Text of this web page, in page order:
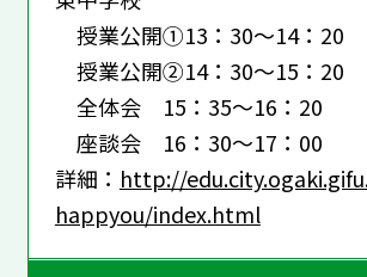
授業公開①13：30～14：20
授業公開②14：30～15：20
全体会 15：35～16：20
座談会 16：30～17：00
詳細： http://
happyou/index.html